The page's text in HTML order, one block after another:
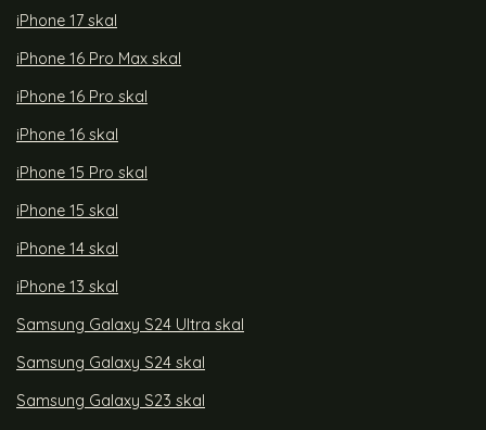
iPhone 17 skal
iPhone 16 Pro Max skal
iPhone 16 Pro skal
iPhone 16 skal
iPhone 15 Pro skal
iPhone 15 skal
iPhone 14 skal
iPhone 13 skal
Samsung Galaxy S24 Ultra skal
Samsung Galaxy S24 skal
Samsung Galaxy S23 skal